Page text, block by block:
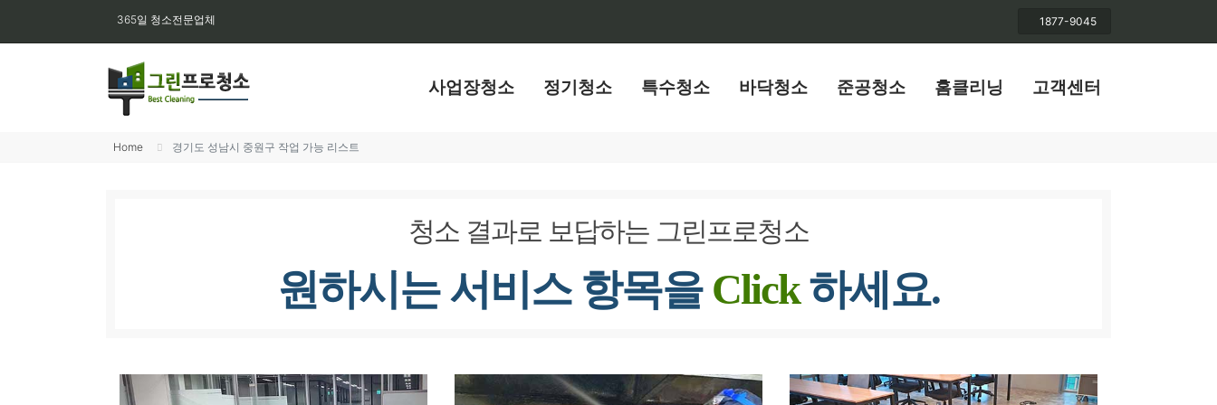
365일 청소전문업체 1877-9045
사업장청소 정기청소 특수청소 바닥청소 준공청소 홈클리닝 고객센터
Home 경기도 성남시 중원구 작업 가능 리스트
청소 결과로 보답하는 그린프로청소
원하시는 서비스 항목을 Click하세요.